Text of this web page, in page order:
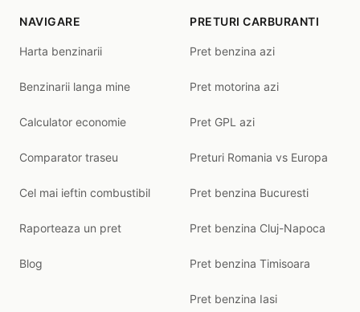
NAVIGARE
Harta benzinarii
Benzinarii langa mine
Calculator economie
Comparator traseu
Cel mai ieftin combustibil
Raporteaza un pret
Blog
PRETURI CARBURANTI
Pret benzina azi
Pret motorina azi
Pret GPL azi
Preturi Romania vs Europa
Pret benzina Bucuresti
Pret benzina Cluj-Napoca
Pret benzina Timisoara
Pret benzina Iasi